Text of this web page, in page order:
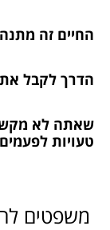
החיים זה
הדרך לקבל
שאתה לא
טעויות
משפטים